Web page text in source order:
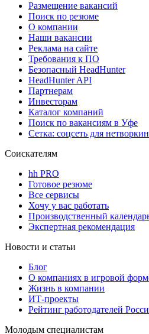
Размещение вакансий
Поиск по резюме
О компании
Наши вакансии
Реклама на сайте
Требования к ПО
Безопасный HeadHunter
HeadHunter API
Партнерам
Инвесторам
Каталог компаний
Поиск по вакансиям в Уфе
Сетка: соцсеть для
Соискателям
hh PRO
Готовое резюме
Все сервисы
Хочу у вас работать
Производственный
Экспертная рекомендация
Новости и статьи
Блог
О компаниях в игровой
Жизнь в компании
ИТ-проекты
Рейтинг работодателей
Молодым специалистам